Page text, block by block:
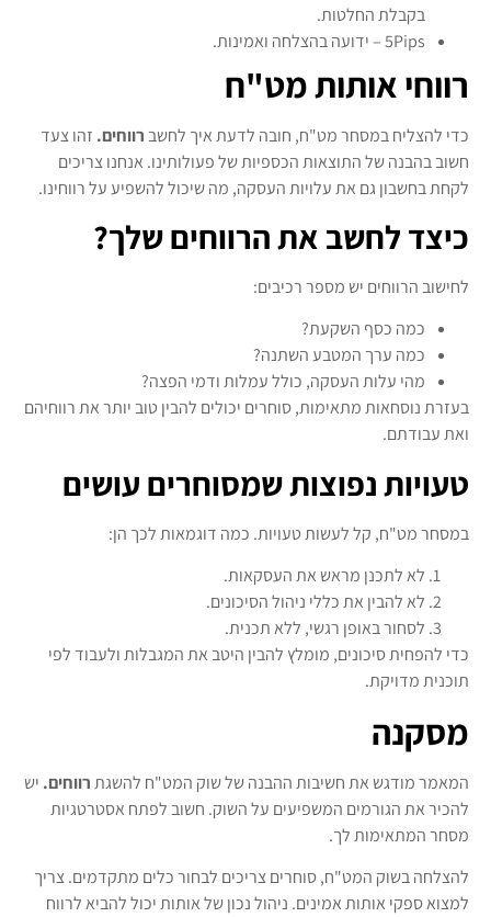
בקבלת החלטות.
5Pips – ידועה בהצלחה ואמינות.
רווחי אותות מט"ח
כדי להצליח במסחר מט"ח, חובה לדעת איך לחשברווחים. זהו צעד
חשוב בהבנה של התוצאות הכספיות של פעולותינו. אנחנו צריכים
לקחת בחשבון גם את עלויות העסקה, מה שיכול להשפיע על רווחינו.
כיצד לחשב את הרווחים שלך?
לחישוב הרווחים יש מספר רכיבים:
כמה כסף השקעת?
כמה ערך המטבע השתנה?
מהי עלות העסקה, כולל עמלות ודמי הפצה?
בעזרת נוסחאות מתאימות, סוחרים יכולים להבין טוב יותר את רווחיהם
ואת עבודתם.
טעויות נפוצות שמסוחרים עושים
במסחר מט"ח, קל לעשות טעויות. כמה דוגמאות לכך הן:
לא לתכנן מראש את העסקאות.
לא להבין את כללי ניהול הסיכונים.
לסחור באופן רגשי, ללא תכנית.
כדי להפחית סיכונים, מומלץ להבין היטב את המגבלות ולעבוד לפי
תוכנית מדויקת.
מסקנה
המאמר מודגש את חשיבות ההבנה של שוק המט"ח להשגתרווחים. יש
להכיר את הגורמים המשפיעים על השוק. חשוב לפתח אסטרטגיות
מסחר המתאימות לך.
להצלחה בשוק המט"ח, סוחרים צריכים לבחור כלים מתקדמים. צריך
למצוא ספקי אותות אמינים. ניהול נכון של אותות יכול להביא לרווח